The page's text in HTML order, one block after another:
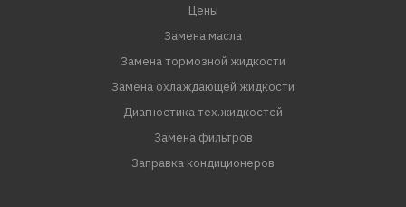
Цены
Замена масла
Замена тормозной жидкости
Замена охлаждающей жидкости
Диагностика тех.жидкостей
Замена фильтров
Заправка кондиционеров